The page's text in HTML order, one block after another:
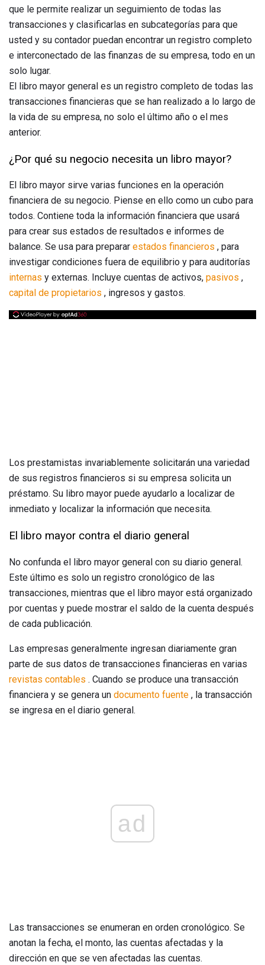
que le permite realizar un seguimiento de todas las
transacciones y clasificarlas en subcategorías para que
usted y su contador puedan encontrar un registro completo
e interconectado de las finanzas de su empresa, todo en un
solo lugar.
El libro mayor general es un registro completo de todas las
transacciones financieras que se han realizado a lo largo de
la vida de su empresa, no solo el último año o el mes
anterior.
¿Por qué su negocio necesita un libro mayor?
El libro mayor sirve varias funciones en la operación
financiera de su negocio. Piense en ello como un cubo para
todos. Contiene toda la información financiera que usará
para crear sus estados de resultados e informes de
balance. Se usa para preparar estados financieros , para
investigar condiciones fuera de equilibrio y para auditorías
internas y externas. Incluye cuentas de activos, pasivos ,
capital de propietarios , ingresos y gastos.
Los prestamistas invariablemente solicitarán una variedad
de sus registros financieros si su empresa solicita un
préstamo. Su libro mayor puede ayudarlo a localizar de
inmediato y localizar la información que necesita.
El libro mayor contra el diario general
No confunda el libro mayor general con su diario general.
Este último es solo un registro cronológico de las
transacciones, mientras que el libro mayor está organizado
por cuentas y puede mostrar el saldo de la cuenta después
de cada publicación.
Las empresas generalmente ingresan diariamente gran
parte de sus datos de transacciones financieras en varias
revistas contables . Cuando se produce una transacción
financiera y se genera un documento fuente , la transacción
se ingresa en el diario general.
ad
Las transacciones se enumeran en orden cronológico. Se
anotan la fecha, el monto, las cuentas afectadas y la
dirección en que se ven afectadas las cuentas.